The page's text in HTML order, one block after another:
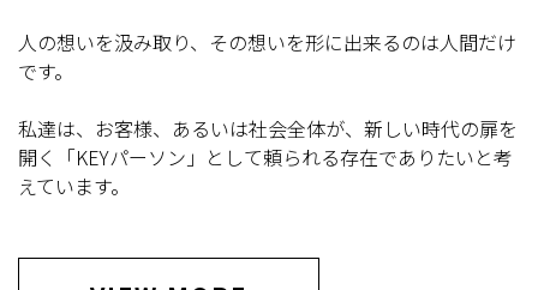
人の想いを汲み取り、その想いを形に出来るのは人間だけ
です。
私達は、お客様、あるいは社会全体が、新しい時代の扉を
開く「KEYパーソン」として頼られる存在でありたいと考
えています。